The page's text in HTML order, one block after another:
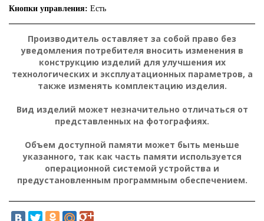
Кнопки управления: Есть
Производитель оставляет за собой право без
уведомления потребителя вносить изменения в
конструкцию изделий для улучшения их
технологических и эксплуатационных параметров, а
также изменять комплектацию изделия.
Вид изделий может незначительно отличаться от
представленных на фотографиях.
Объем доступной памяти может быть меньше
указанного, так как часть памяти используется
операционной системой устройства и
предустановленным программным обеспечением.